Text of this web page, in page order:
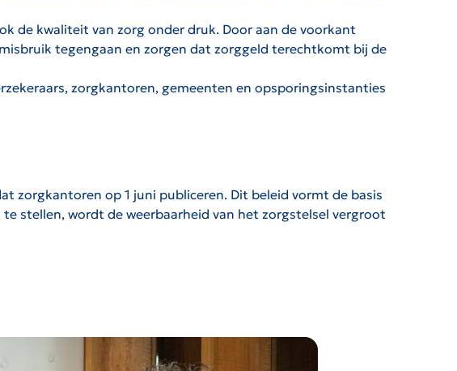
de kwaliteit van zorg onder druk. Door aan de voorkant
tegengaan en zorgen dat zorggeld terechtkomt bij de
zorgkantoren, gemeenten en opsporingsinstanties
zorgkantoren op 1 juni publiceren. Dit beleid vormt de basis
stellen, wordt de weerbaarheid van het zorgstelsel vergroot